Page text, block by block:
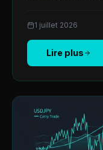
1 juillet 2026
Lire plus